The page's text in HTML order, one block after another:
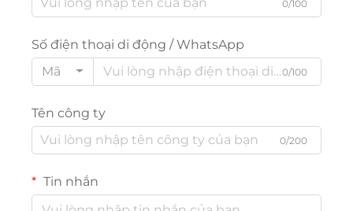
0/100
Số điện thoại di động / WhatsApp
Mã
0/100
Tên công ty
0/200
Tin nhắn